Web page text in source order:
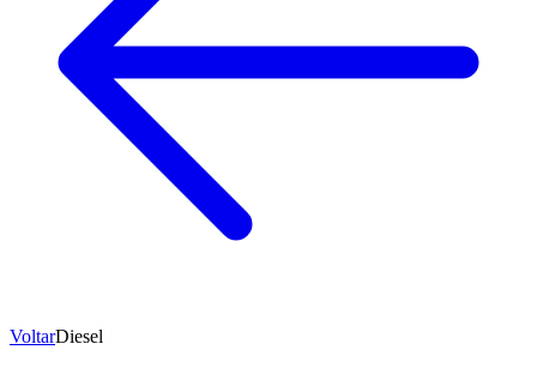
VoltarDiesel